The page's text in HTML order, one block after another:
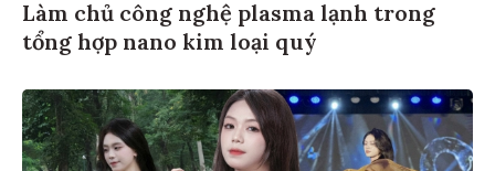
Làm chủ công nghệ plasma lạnh trong
tổng hợp nano kim loại quý